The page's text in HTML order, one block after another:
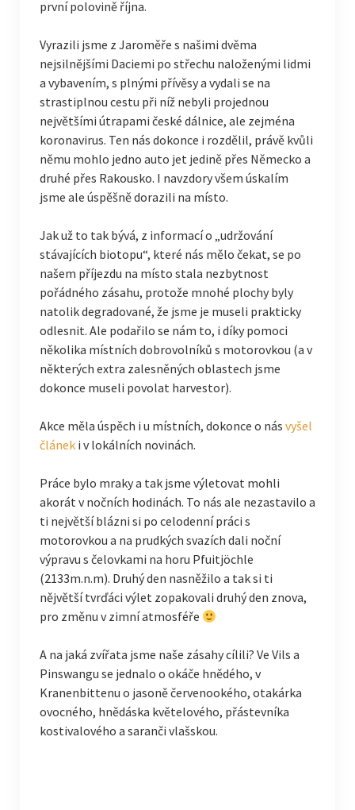
první polovině října.
Vyrazili jsme z Jaroměře s našimi dvěma
nejsilnějšími Daciemi po střechu naloženými lidmi
a vybavením, s plnými přívěsy a vydali se na
strastiplnou cestu při níž nebyli projednou
největšími útrapami české dálnice, ale zejména
koronavirus. Ten nás dokonce i rozdělil, právě kvůli
němu mohlo jedno auto jet jedině přes Německo a
druhé přes Rakousko. I navzdory všem úskalím
jsme ale úspěšně dorazili na místo.
Jak už to tak bývá, z informací o „udržování
stávajících biotopu“, které nás mělo čekat, se po
našem příjezdu na místo stala nezbytnost
pořádného zásahu, protože mnohé plochy byly
natolik degradované, že jsme je museli prakticky
odlesnit. Ale podařilo se nám to, i díky pomoci
několika místních dobrovolníků s motorovkou (a v
některých extra zalesněných oblastech jsme
dokonce museli povolat harvestor).
Akce měla úspěch i u místních, dokonce o nás vyšel
článeki v lokálních novinách.
Práce bylo mraky a tak jsme výletovat mohli
akorát v nočních hodinách. To nás ale nezastavilo a
ti největší blázni si po celodenní práci s
motorovkou a na prudkých svazích dali noční
výpravu s čelovkami na horu Pfuitjöchle
(2133m.n.m). Druhý den nasněžilo a tak si ti
nějvětší tvrďáci výlet zopakovali druhý den znova,
pro změnu v zimní atmosféře
A na jaká zvířata jsme naše zásahy cílili? Ve Vils a
Pinswangu se jednalo o okáče hnědého, v
Kranenbittenu o jasoně červenookého, otakárka
ovocného, hnědáska květelového, přástevníka
kostivalového a saranči vlašskou.